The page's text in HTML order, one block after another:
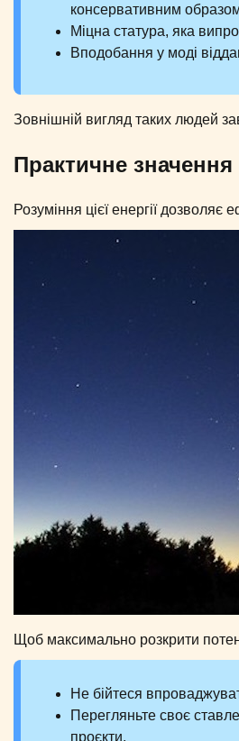
консервативним
Міцна статура, яка
Вподобання у моді
Зовнішній вигляд таких людей
Практичне
Розуміння цієї енергії
Щоб максимально розкрити
Не бійтеся
Перегляньте своє
проєкти.